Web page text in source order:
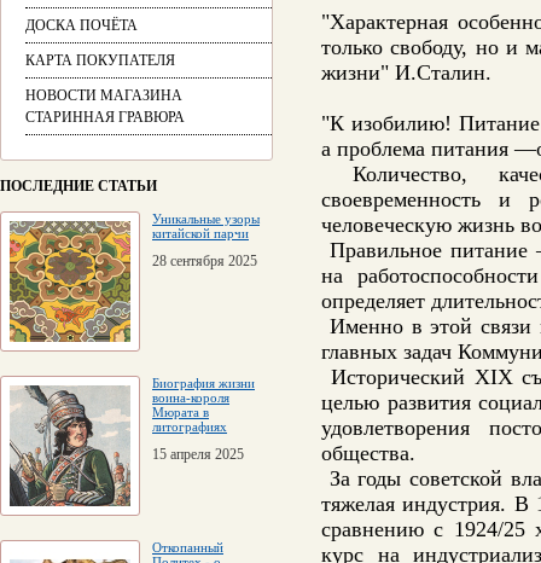
ДОСКА ПОЧЁТА
КАРТА ПОКУПАТЕЛЯ
НОВОСТИ МАГАЗИНА
СТАРИННАЯ ГРАВЮРА
ПОСЛЕДНИЕ СТАТЬИ
Уникальные узоры
китайской парчи
28 сентября 2025
Биография жизни
воина-короля
Мюрата в
литографиях
15 апреля 2025
Откопанный
"Характерная
только свободу, но и
жизни" И.Сталин.
"К изобилию! Питание
а проблема питания
Количество,
своевременность
человеческую жизнь
Правильное питание
на
определяет
Именно в этой связи
главных задач
Исторический ХIХ
целью развития
удовлетворения
общества.
За годы советской
тяжелая индустрия.
сравнению с 1924/25
курс на